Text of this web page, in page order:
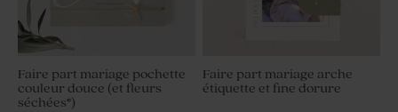
Faire part mariage pochette
couleur douce (et fleurs
séchées*)
Faire part mariage arche
étiquette et fine dorure